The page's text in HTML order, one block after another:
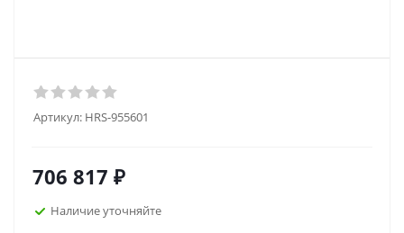
Артикул: HRS-955601
706 817 ₽
Наличие уточняйте